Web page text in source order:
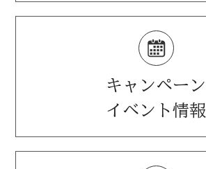
キャンペーン
イベント情報